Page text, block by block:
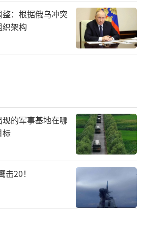
：根据俄乌冲突
架构
现的军事基地在哪
标
20！